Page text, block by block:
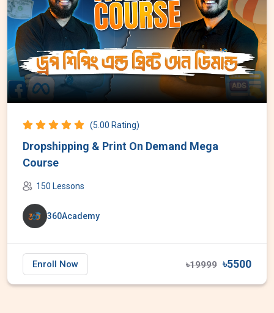
(5.00 Rating)
Dropshipping & Print On Demand Mega
Course
150 Lessons
360Academy
Enroll Now ৳19999 ৳5500